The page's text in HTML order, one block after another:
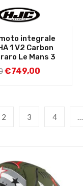
integrale
1 V2 Carbon
Le Mans 3
€749,00
2 3 4 …